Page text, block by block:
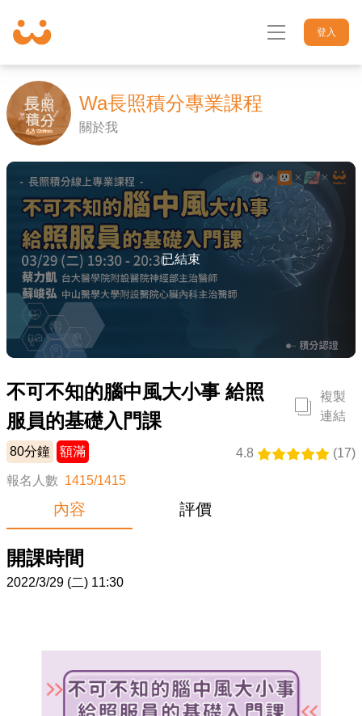
登入
討論區
活動
資訊專欄
企業合作
專家
常見問題
推薦送好禮
Wa長照積分專業課程
關於我
已結束
不可不知的腦中風大小事 給照
服員的基礎入門課
複製
連結
80分鐘 額滿 4.8 (17)
報名人數 1415/1415
內容 評價
開課時間
2022/3/29 (二) 11:30